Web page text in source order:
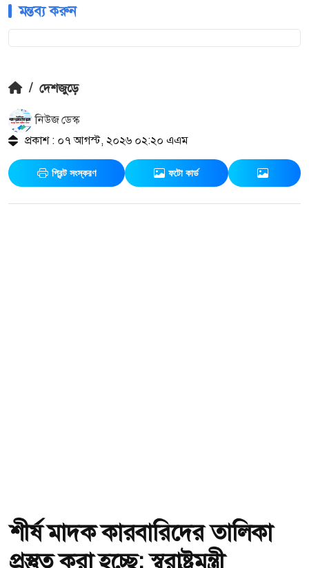
মন্তব্য করুন
/ দেশজুড়ে
নিউজ ডেস্ক
প্রকাশ : ০৭ আগস্ট, ২০২৬ ০২:২০ এএম
প্রিন্ট সংস্করণ ফটো কার্ড
শীর্ষ মাদক কারবারিদের তালিকা
প্রস্তুত করা হচ্ছে: স্বরাষ্ট্রমন্ত্রী